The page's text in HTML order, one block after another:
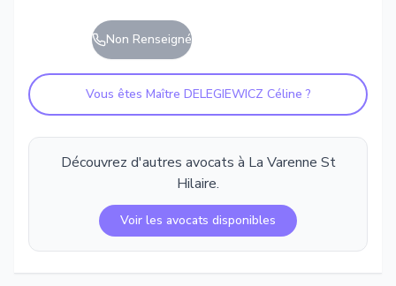
Non Renseigné
Vous êtes Maître DELEGIEWICZ Céline ?
Découvrez d'autres avocats à La Varenne St
Hilaire.
Voir les avocats disponibles